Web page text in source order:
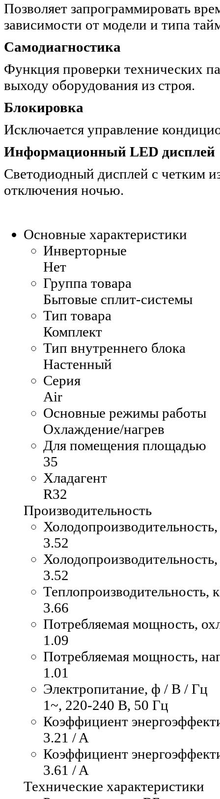
Позволяет запрограммировать
зависимости от модели и типа
Самодиагностика
Функция проверки технических
выходу оборудования из строя.
Блокировка
Исключается управление
Информационный LED дисплей
Светодиодный дисплей c четким
отключения ночью.
Основные характеристики
Инверторные
Нет
Группа товара
Бытовые сплит-системы
Тип товара
Комплект
Тип внутреннего блока
Настенный
Серия
Air
Основные режимы работы
Охлаждение/нагрев
Для помещения площадью
35
Хладагент
R32
Производительность
3.52
3.52
Теплопроизводительность,
3.66
Потребляемая мощность,
1.09
Потребляемая мощность,
1.01
Электропитание, ф / В / Гц
1~, 220-240 В, 50 Гц
Коэффициент
3.21 / A
Коэффициент
3.61 / A
Технические характеристики